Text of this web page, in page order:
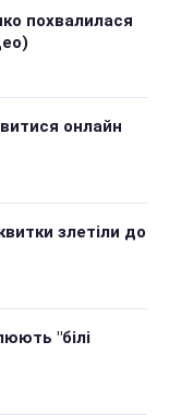
похвалилася
онлайн
злетіли до
"білі